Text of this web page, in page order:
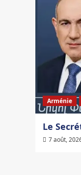
Arménie
Le
7 août,